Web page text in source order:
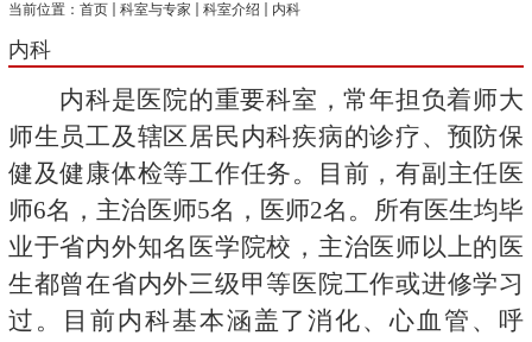
当前位置： 首页 科室与专家 科室介绍 内科
内科
内科是医院的重要科室，常年担负着师大
师生员工及辖区居民内科疾病的诊疗、预防保
健及健康体检等工作任务。目前，有副主任医
师6名，主治医师5名，医师2名。所有医生均毕
业于省内外知名医学院校，主治医师以上的医
生都曾在省内外三级甲等医院工作或进修学习
过。目前内科基本涵盖了消化、心血管、呼